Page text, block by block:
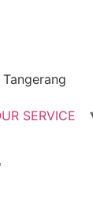
SERVICE